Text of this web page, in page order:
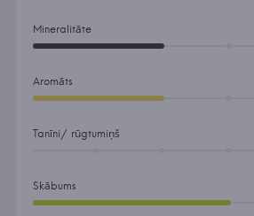
Mineralitāte
Aromāts
Tanīni/ rūgtumiņš
Skābums